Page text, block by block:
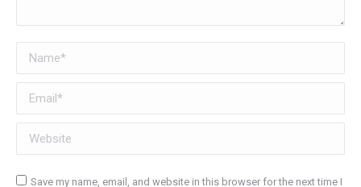
Name *
Email *
Website
Save my name, email, and website in this browser for the next time I